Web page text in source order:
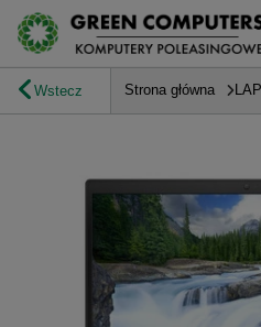
Wstecz Strona główna